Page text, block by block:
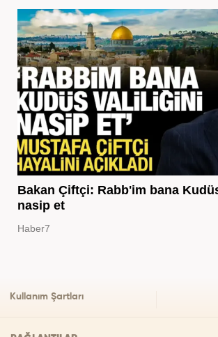
Bakan Çiftçi: Rabb'im bana
nasip et
Haber7
Kullanım Şartları